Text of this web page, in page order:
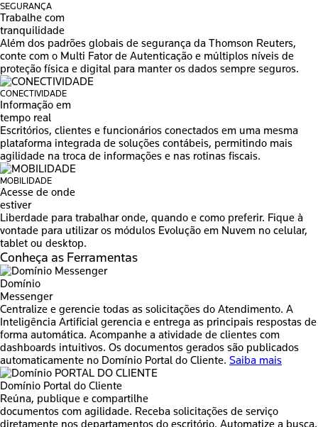
SEGURANÇA
Trabalhe com
tranquilidade
Além dos padrões globais de segurança da Thomson Reuters,
conte com o Multi Fator de Autenticação e múltiplos níveis de
proteção física e digital para manter os dados sempre seguros.
CONECTIVIDADE
Informação em
tempo real
Escritórios, clientes e funcionários conectados em uma mesma
plataforma integrada de soluções contábeis, permitindo mais
agilidade na troca de informações e nas rotinas fiscais.
MOBILIDADE
Acesse de onde
estiver
Liberdade para trabalhar onde, quando e como preferir. Fique à
vontade para utilizar os módulos Evolução em Nuvem no celular,
tablet ou desktop.
Conheça as Ferramentas
Domínio
Messenger
Centralize e gerencie todas as solicitações do Atendimento. A
Inteligência Artificial gerencia e entrega as principais respostas de
forma automática. Acompanhe a atividade de clientes com
dashboards intuitivos. Os documentos gerados são publicados
automaticamente no Domínio Portal do Cliente. Saiba mais
Domínio Portal do Cliente
Reúna, publique e compartilhe
documentos com agilidade. Receba solicitações de serviço
diretamente nos departamentos do escritório. Automatize a busca,